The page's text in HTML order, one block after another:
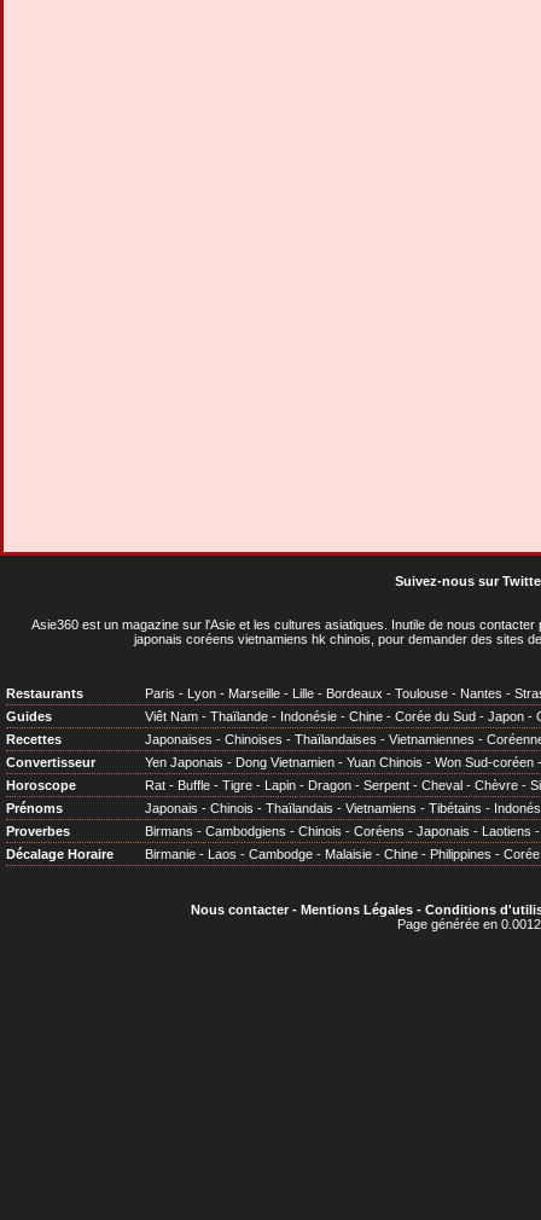
Suivez-nous sur
Asie360 est un magazine sur l'Asie et les cultures asiatiques . Inutile de nous
japonais coréens vietnamiens hk chinois, pour demander des sites
Restaurants Paris - Lyon - Marseille - Lille - Bordeaux - Toulouse - Nantes -
Guides
Viêt Nam - Thaïlande - Indonésie - Chine - Corée du Sud - Japon -
Recettes
Japonaises - Chinoises - Thaïlandaises - Vietnamiennes -
Convertisseur
Yen Japonais - Dong Vietnamien - Yuan Chinois - Won Sud-coréen
Horoscope
Rat - Buffle - Tigre - Lapin - Dragon - Serpent - Cheval - Chèvre -
Prénoms
Japonais - Chinois - Thaïlandais - Vietnamiens - Tibétains -
Proverbes
Birmans - Cambodgiens - Chinois - Coréens - Japonais - Laotiens
Décalage Horaire
Birmanie - Laos - Cambodge - Malaisie - Chine - Philippines - Corée
Nous contacter- Mentions Légales- Conditions
Page générée en